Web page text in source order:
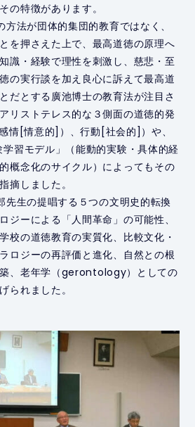
の特徴があります。
法が団体的集団的教育ではなく、
を押さえた上で、最高道徳の原理へ
識・経験で理性を刺激し、慈悲・至
の実行談を加え良心に訴えて最高道
だとする廣池博士の教育法が注目さ
リストテレス的な３側面の道徳的発
情[情意的]）、行動[社会的]）や、
習モデル」（能動的実験・具体的経
概念化のサイクル）によってもその
摘しました。
生の提唱する５つの文明史的転換
ジーによる「人間革命」の可能性、
校の道徳教育の実質化、比較文化・
ロジーの再評価と進化、自然との根
、老年学（gerontology）としての
られました。